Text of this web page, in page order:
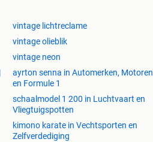
vintage lichtreclame
vintage olieblik
vintage neon
ayrton senna in Automerken, Motoren
en Formule 1
schaalmodel 1 200 in Luchtvaart en
Vliegtuigspotten
kimono karate in Vechtsporten en
Zelfverdediging